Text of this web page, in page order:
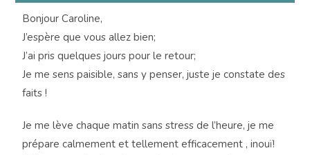
Bonjour Caroline,
J’espère que vous allez bien;
J’ai pris quelques jours pour le retour;
Je me sens paisible, sans y penser, juste je constate des
faits !
Je me lève chaque matin sans stress de l’heure, je me
prépare calmement et tellement efficacement , inouï!